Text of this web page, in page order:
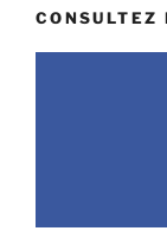
CONSULTEZ